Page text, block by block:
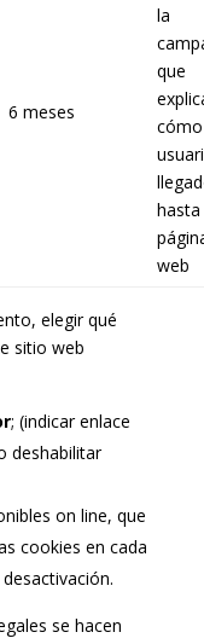
6 meses
la
que
hasta
web
elegir qué
sitio web
; (indicar enlace
deshabilitar
on line, que
cookies en cada
se hacen